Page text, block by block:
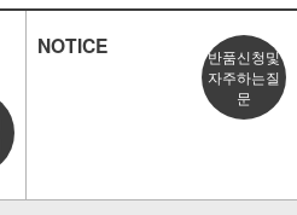
NOTICE
반품신청및
자주하는질
문